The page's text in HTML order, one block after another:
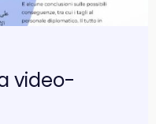
video-